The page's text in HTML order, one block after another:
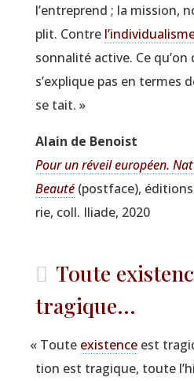
l’entreprend ; la mis­sion,
plit. Contre
son­na­li­té active. Ce
s’explique pas en termes
se tait. »
Alain de Benoist
Pour un réveil euro­péen.
Beau­té(post­face),
rie, coll. Iliade, 2020
Toute
tragique...
« Toute exis­tence est
tion est tra­gique, toute